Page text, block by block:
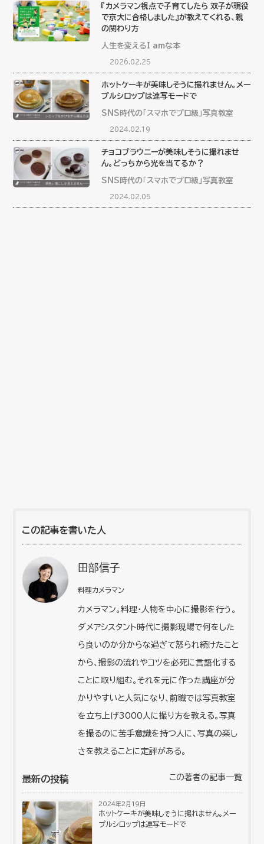
『カメラマン視点で子育てしたら 双子が現役
で京大に合格しました』が教えてくれる、親
の関わり方
人生を変えるI amな本
2026.02.25
ホットケーキが美味しそうに撮れません。メー
プルシロップは連写モードで
SNS時代の「スマホでプロ級」写真教室
2024.02.19
チョコブラウニーが美味しそうに撮れませ
ん。どっちから光を当てるか？
SNS時代の「スマホでプロ級」写真教室
2024.02.05
この記事を書いた人
田部信子
料理カメラマン
カメラマン。料理・人物を中心に撮影を行う。
ダメアシスタント時代に撮影現場で何をした
ら良いのか分からな過ぎて怒られ続けたこと
から、撮影の流れやコツを必死に言語化する
ことに取り組む。それを元に作った講座が分
かりやすいと人気になり、前職では写真教室
を立ち上げ3000人に撮り方を教える。写真
を撮るのに苦手意識を持つ人に、写真の楽し
さを教えることに定評がある。
最新の投稿 この著者の記事一覧
2024年2月19日
ホットケーキが美味しそうに撮れません。メー
プルシロップは連写モードで